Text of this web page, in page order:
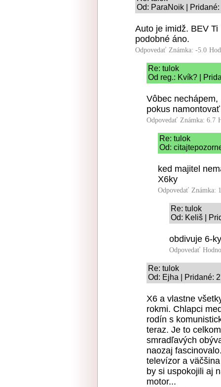
Od: ParaNoik |
Auto je imidž. BEV
podobné áno.
Odpovedať Známka: -5.0
Re: tulok
Od reg.: Kvík? |
Vôbec
pokus
Odpovedať Známka: 6.7
Re: tulok
Od:
ked majitel
X6ky
Odpovedať Známka:
Re: tulok
Od: Keliš |
obdivuje 6-
Odpovedať
Re: tulok
Od: Ejha | Pridané:
X6 a vlastne
rokmi. Chlapci
rodín s
teraz. Je to
smradľavých
naozaj
televízor a
by si uspokojili aj
motor...